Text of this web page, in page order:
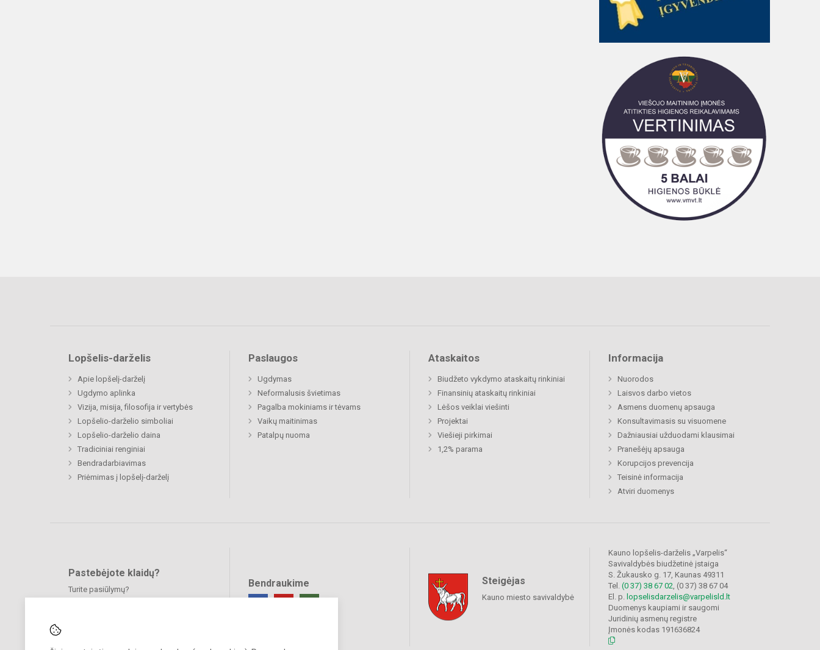
Lopšelis-darželis
Apie lopšelį-darželį
Ugdymo aplinka
Vizija, misija, filosofija ir vertybės
Lopšelio-darželio simboliai
Lopšelio-darželio daina
Tradiciniai renginiai
Bendradarbiavimas
Priėmimas į lopšelį-darželį
Paslaugos
Ugdymas
Neformalusis švietimas
Pagalba mokiniams ir tėvams
Vaikų maitinimas
Patalpų nuoma
Ataskaitos
Biudžeto vykdymo ataskaitų rinkiniai
Finansinių ataskaitų rinkiniai
Lėšos veiklai viešinti
Projektai
Viešieji pirkimai
1,2% parama
Informacija
Nuorodos
Laisvos darbo vietos
Asmens duomenų apsauga
Konsultavimasis su visuomene
Dažniausiai užduodami klausimai
Pranešėjų apsauga
Korupcijos prevencija
Teisinė informacija
Atviri duomenys
Pastebėjote klaidų?
Turite pasiūlymų?
Bendraukime Steigėjas
Kauno miesto savivaldybė
Kauno lopšelis-darželis „Varpelis“
Savivaldybės biudžetinė įstaiga
S. Žukausko g. 17, Kaunas 49311
Tel. (0 37) 38 67 02, (0 37) 38 67 04
El. p. lopselisdarzelis@varpelisld.lt
Duomenys kaupiami ir saugomi
Juridinių asmenų registre
Įmonės kodas 191636824